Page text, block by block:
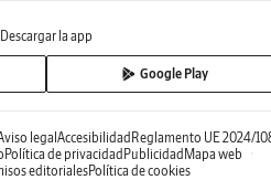
Descargar la app
Google Play
legalAccesibilidadReglamento UE 2024/
Política de privacidadPublicidadMapa web
editorialesPolítica de cookies